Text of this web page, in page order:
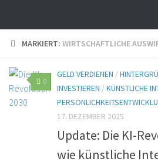
MARKIERT: WIRTSCHAFTLICHE
0
GELD VERDIENEN /
INVESTIEREN /KÜNSTLICHE
17. DEZEMBER 2025
Update: Die KI-
wie künstliche